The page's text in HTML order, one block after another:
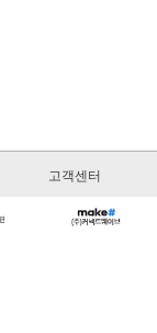
고객센터